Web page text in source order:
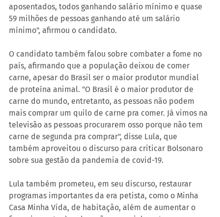
aposentados, todos ganhando salário mínimo e quase
59 milhões de pessoas ganhando até um salário
mínimo", afirmou o candidato.
O candidato também falou sobre combater a fome no
país, afirmando que a população deixou de comer
carne, apesar do Brasil ser o maior produtor mundial
de proteína animal. "O Brasil é o maior produtor de
carne do mundo, entretanto, as pessoas não podem
mais comprar um quilo de carne pra comer. Já vimos na
televisão as pessoas procurarem osso porque não tem
carne de segunda pra comprar", disse Lula, que
também aproveitou o discurso para criticar Bolsonaro
sobre sua gestão da pandemia de covid-19.
Lula também prometeu, em seu discurso, restaurar
programas importantes da era petista, como o Minha
Casa Minha Vida, de habitação, além de aumentar o